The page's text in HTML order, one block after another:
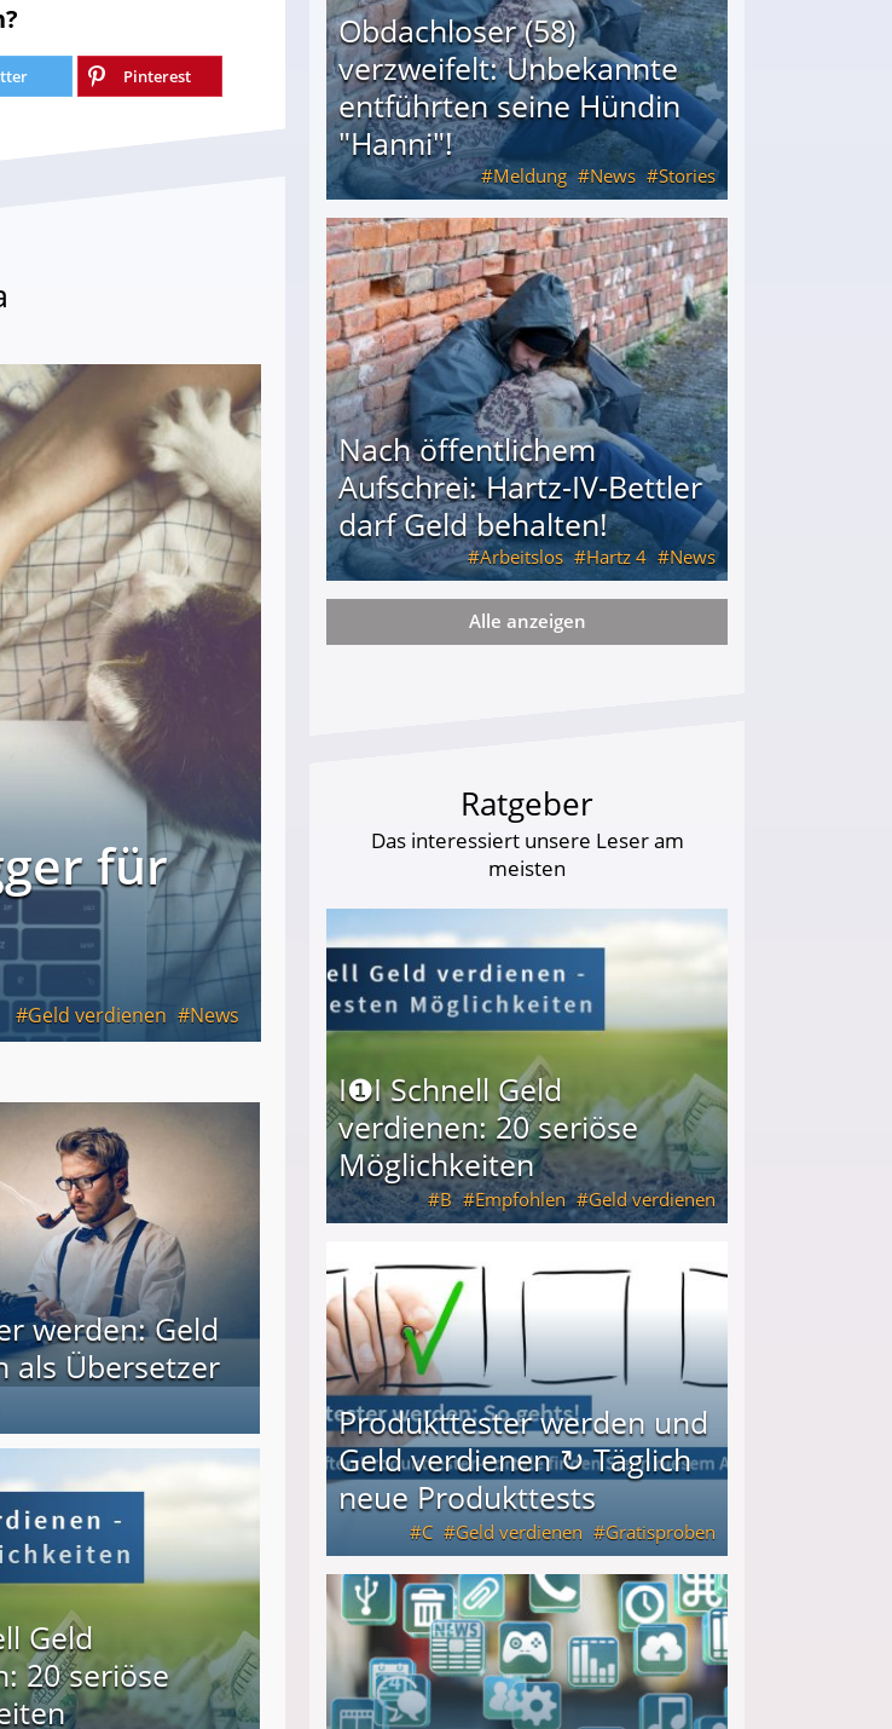
Pinterest
für
Geld verdienen
News
werden: Geld
als Übersetzer
Geld
20 seriöse
Obdachloser (58)
verzweifelt: Unbekannte
entführten seine Hündin
"Hanni"!
Meldung News Stories
(58) verzweifelt: Unbekannte entführten seine Hündin "Hanni"!
Nach öffentlichem
Aufschrei: Hartz-IV-Bettler
darf Geld behalten!
Arbeitslos Hartz 4 News
Aufschrei: Hartz-IV-Bettler darf Geld behalten!
Alle anzeigen
Ratgeber
Das interessiert unsere Leser am
meisten
I❶I Schnell Geld
verdienen: 20 seriöse
Möglichkeiten
B Empfohlen Geld verdienen
Geld verdienen: 20 seriöse Möglichkeiten
Produkttester werden und
Geld verdienen ↻ Täglich
neue Produkttests
C Geld verdienen Gratisproben
werden und Geld verdienen ↻ Täglich neue Produkttests